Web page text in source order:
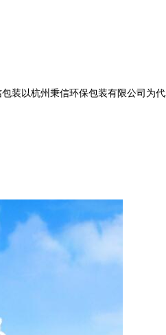
装以杭州秉信环保包装有限公司为